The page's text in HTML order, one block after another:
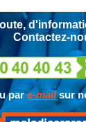
Contactez-
pare-mailsur